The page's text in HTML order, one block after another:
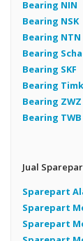
Bearing NIN
Bearing NSK
Bearing NTN
Bearing
Bearing SKF
Bearing
Bearing ZWZ
Bearing TWB
Jual
Sparepart
Sparepart
Sparepart